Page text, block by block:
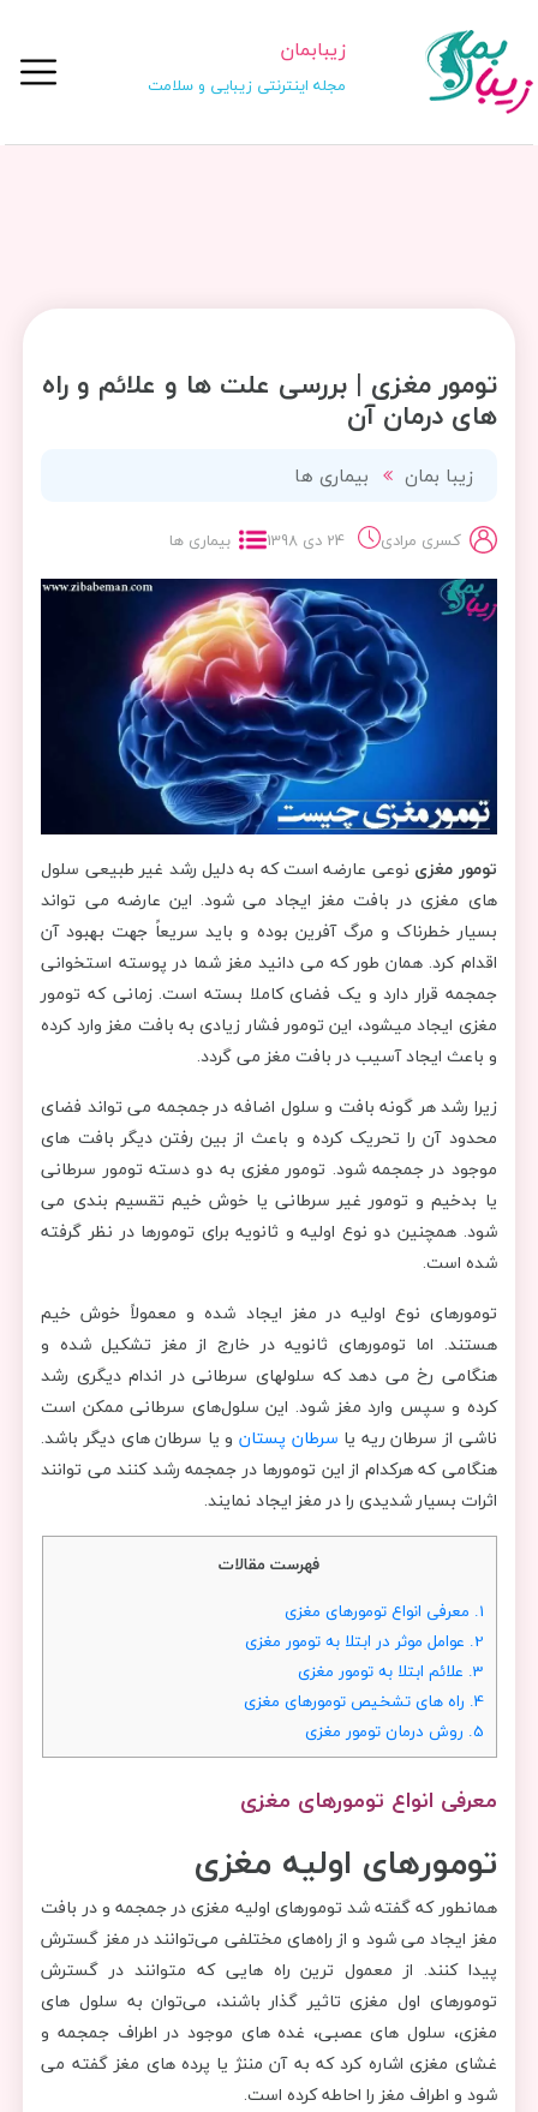
زیبابمان
مجله اینترنتی زیبایی و سلامت
تومور مغزی | بررسی علت ها و علائم و راه
های درمان آن
زیبا بمان بیماری ها
کسری مرادی 24 دی 1398 بیماری ها
تومور مغزی نوعی عارضه است که به دلیل رشد غیر طبیعی سلول
های مغزی در بافت مغز ایجاد می شود. این عارضه می تواند
بسیار خطرناک و مرگ آفرین بوده و باید سریعاً جهت بهبود آن
اقدام کرد. همان طور که می دانید مغز شما در پوسته استخوانی
جمجمه قرار دارد و یک فضای کاملا بسته است. زمانی که تومور
مغزی ایجاد میشود، این تومور فشار زیادی به بافت مغز وارد کرده
و باعث ایجاد آسیب در بافت مغز می گردد.
زیرا رشد هر گونه بافت و سلول اضافه در جمجمه می تواند فضای
محدود آن را تحریک کرده و باعث از بین رفتن دیگر بافت های
موجود در جمجمه شود. تومور مغزی به دو دسته تومور سرطانی
یا بدخیم و تومور غیر سرطانی یا خوش خیم تقسیم بندی می
شود. همچنین دو نوع اولیه و ثانویه برای تومورها در نظر گرفته
شده است.
تومورهای نوع اولیه در مغز ایجاد شده و معمولاً خوش خیم
هستند. اما تومورهای ثانویه در خارج از مغز تشکیل شده و
هنگامی رخ می دهد که سلولهای سرطانی در اندام دیگری رشد
کرده و سپس وارد مغز شود. این سلول‌های سرطانی ممکن است
ناشی از سرطان ریه یا سرطان پستان و یا سرطان های دیگر باشد.
هنگامی که هرکدام از این تومورها در جمجمه رشد کنند می توانند
اثرات بسیار شدیدی را در مغز ایجاد نمایند.
فهرست مقالات
1. معرفی انواع تومورهای مغزی
2. عوامل موثر در ابتلا به تومور مغزی
3. علائم ابتلا به تومور مغزی
4. راه های تشخیص تومورهای مغزی
5. روش درمان تومور مغزی
معرفی انواع تومورهای مغزی
تومورهای اولیه مغزی
همانطور که گفته شد تومورهای اولیه مغزی در جمجمه و در بافت
مغز ایجاد می شود و از راه‌های مختلفی می‌توانند در مغز گسترش
پیدا کنند. از معمول ترین راه هایی که متوانند در گسترش
تومورهای اول مغزی تاثیر گذار باشند، می‌توان به سلول های
مغزی، سلول های عصبی، غده های موجود در اطراف جمجمه و
غشای مغزی اشاره کرد که به آن مننژ یا پرده های مغز گفته می
شود و اطراف مغز را احاطه کرده است.